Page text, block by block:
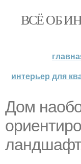
ВСЁ ОБ
интерьер для
Дом